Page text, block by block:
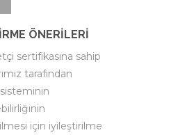
ÖNERİLERİ
sertifikasına sahip
tarafından
için iyileştirilme